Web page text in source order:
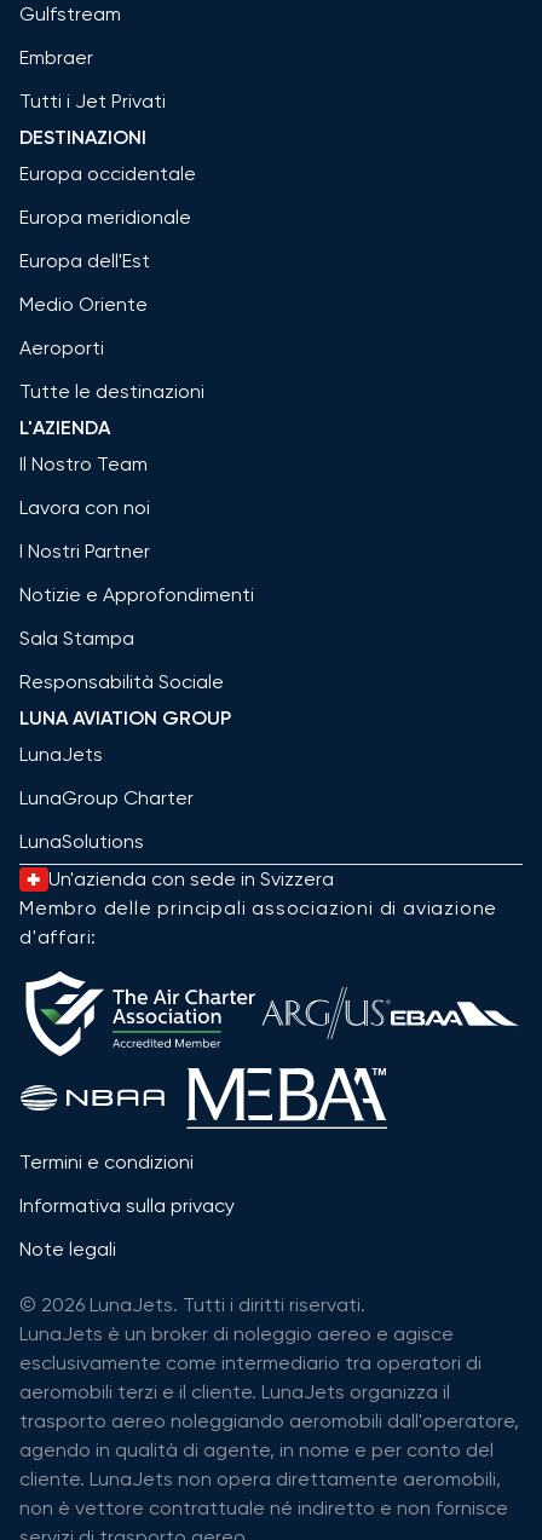
Gulfstream
Embraer
Tutti i Jet Privati
DESTINAZIONI
Europa occidentale
Europa meridionale
Europa dell'Est
Medio Oriente
Aeroporti
Tutte le destinazioni
L'AZIENDA
Il Nostro Team
Lavora con noi
I Nostri Partner
Notizie e Approfondimenti
Sala Stampa
Responsabilità Sociale
LUNA AVIATION GROUP
LunaJets
LunaGroup Charter
LunaSolutions
Un'azienda con sede in Svizzera
Membro delle principali associazioni di aviazione
d'affari:
Termini e condizioni
Informativa sulla privacy
Note legali
© 2026 LunaJets. Tutti i diritti riservati.
LunaJets è un broker di noleggio aereo e agisce
esclusivamente come intermediario tra operatori di
aeromobili terzi e il cliente. LunaJets organizza il
trasporto aereo noleggiando aeromobili dall'operatore,
agendo in qualità di agente, in nome e per conto del
cliente. LunaJets non opera direttamente aeromobili,
non è vettore contrattuale né indiretto e non fornisce